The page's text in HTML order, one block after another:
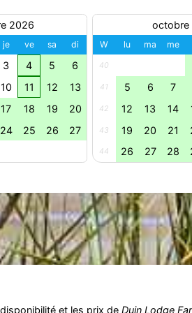
2026
je ve sa di
3 4 5
6
10
11 12
13
17
18 19
20
24
25 26 27
octobre
W lu ma me
40
41 5 6 7
42 12 13 14
43 19 20 21
44 26 27 28
et les prix de Duin Lodge